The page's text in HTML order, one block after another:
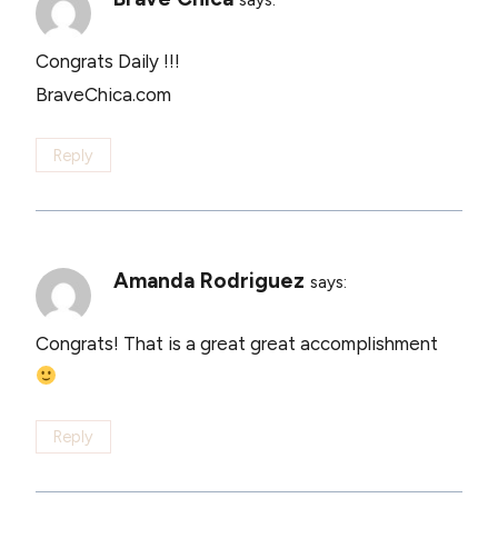
Congrats Daily !!!
BraveChica.com
Reply
Amanda Rodriguez says:
Congrats! That is a great great accomplishment
Reply